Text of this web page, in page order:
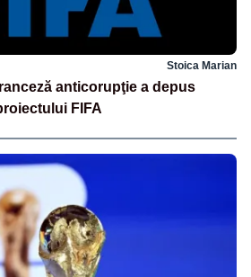
Stoica Marian
anticorupţie a depus
FIFA